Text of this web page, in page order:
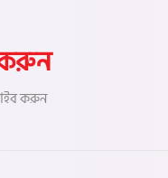
করুন
করুন